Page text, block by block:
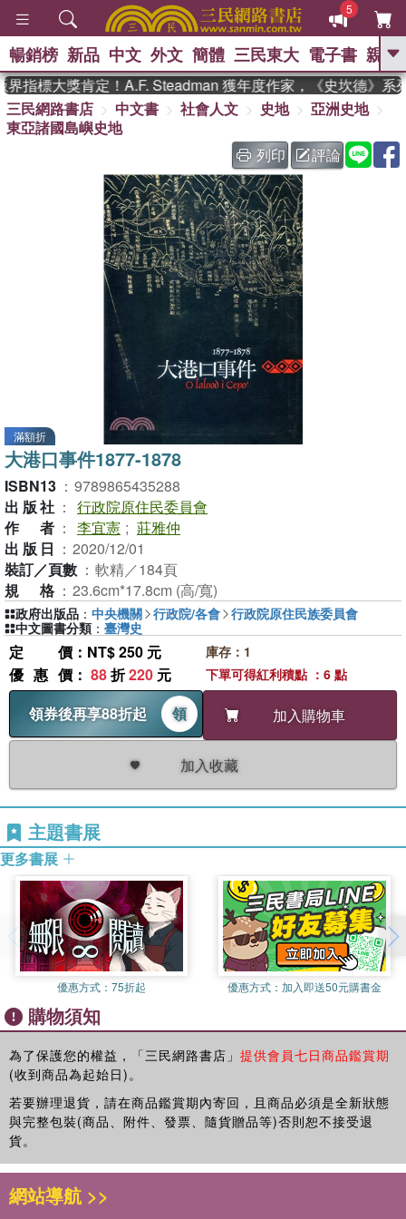
5
GO
熱搜： 東野圭吾 、 The Odyssey 、
國際布克獎 臺灣漫遊錄 、
方
台灣的李登輝時代 、 數學女
孩：黎曼猜想 、 偉大的迷走神經
暢銷榜 新品 中文 外文 簡體 三民東大 電子書 親子
指標大獎肯定！A.F. Steadman 獲年度作家，《史坎德》系
三民網路書店
中文書 社會人文 史地
亞洲史地
東亞諸國島嶼史地
列印
評論
滿額折
大港口事件1877-1878
ISBN13 ： 9789865435288
出版社 ： 行政院原住民委員會
作者 ： 李宜憲 ; 莊雅仲
出版日 ： 2020/12/01
裝訂／頁數 ： 軟精／184頁
規格 ： 23.6cm*17.8cm (高/寬)
定價 ：NT$ 250 元
優惠價 ： 88折220 元
領券後再享88折起
領 加入購物車
加入收藏
庫存：1
下單可得紅利積點 ：6 點
政府出版品 ： 中央機關 行政院/各會 行政院原住民族委員會
中文圖書分類 ： 臺灣史
主題書展
更多書展
優惠方式： 75折起 優惠方式： 加入即送50元購書金
購物須知
為了保護您的權益，「三民網路書店」 提供會員七日商品鑑賞期
(收到商品為起始日)。
若要辦理退貨，請在商品鑑賞期內寄回，且商品必須是全新狀態
與完整包裝(商品、附件、發票、隨貨贈品等)否則恕不接受退
貨。
網站導航 >>